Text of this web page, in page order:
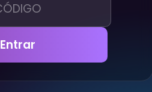
Entrar